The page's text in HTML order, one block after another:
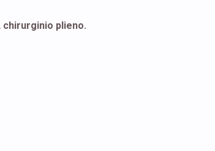
chirurginio plieno.